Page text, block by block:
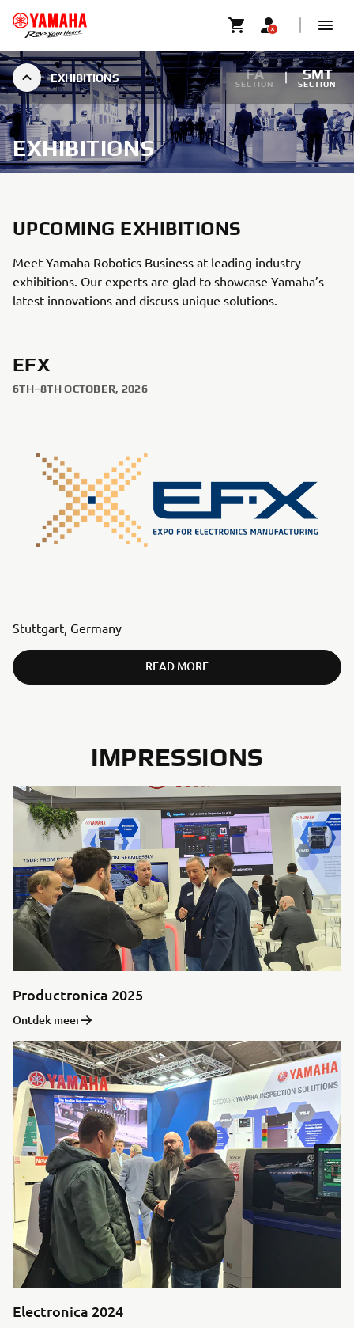
EXHIBITIONS FA
SECTION
SMT
SECTION
EXHIBITIONS
UPCOMING EXHIBITIONS
Meet Yamaha Robotics Business at leading industry
exhibitions. Our experts are glad to showcase Yamaha’s
latest innovations and discuss unique solutions.
EFX
6TH–8TH OCTOBER, 2026
Stuttgart, Germany
READ MORE
IMPRESSIONS
Productronica 2025
Ontdek meer
Electronica 2024